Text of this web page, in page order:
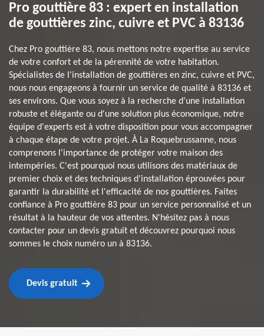
Pro gouttière 83 : expert en installation
de gouttières zinc, cuivre et PVC à 83136
Chez Pro gouttière 83, nous mettons notre expertise au service
de votre confort et de la pérennité de votre habitation.
Spécialistes de l'installation de gouttières en zinc, cuivre et PVC,
nous nous engageons à fournir un service de qualité à 83136 et
ses environs. Que vous soyez à la recherche d'une installation
robuste et élégante ou d'une solution plus économique, notre
équipe d'experts est à votre disposition pour vous accompagner
à chaque étape de votre projet. À La Roquebrussanne, nous
comprenons l'importance de protéger votre maison des
intempéries. C'est pourquoi nous utilisons des matériaux de
premier choix et des techniques d'installation éprouvées pour
garantir la durabilité et l'efficacité de nos gouttières. Faites
confiance à Pro gouttière 83 pour un service personnalisé et un
résultat à la hauteur de vos attentes. N'hésitez pas à nous
contacter pour un devis gratuit et découvrez pourquoi nous
sommes le choix numéro un à 83136.
Devis gratuit